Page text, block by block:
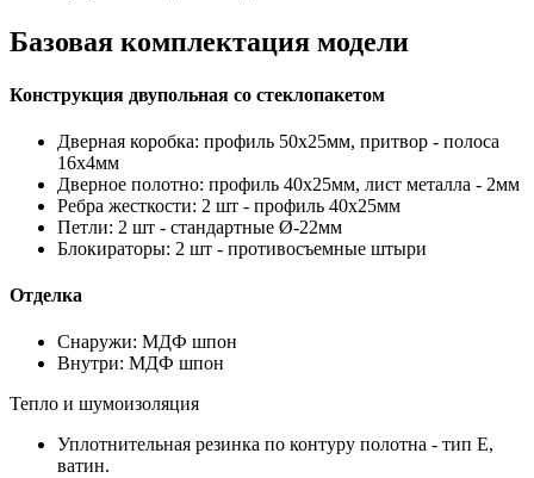
Базовая комплектация модели
Конструкция двупольная со стеклопакетом
Дверная коробка: профиль 50х25мм, притвор - полоса
16х4мм
Дверное полотно: профиль 40х25мм, лист металла - 2мм
Ребра жесткости: 2 шт - профиль 40х25мм
Петли: 2 шт - стандартные Ø-22мм
Блокираторы: 2 шт - противосъемные штыри
Отделка
Снаружи: МДФ шпон
Внутри: МДФ шпон
Тепло и шумоизоляция
Уплотнительная резинка по контуру полотна - тип Е,
ватин.